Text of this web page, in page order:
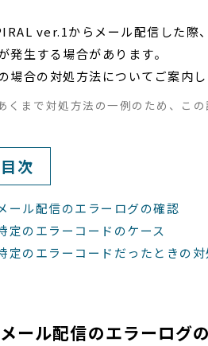
ver.1からメール配信した際
発生する場合があります。
場合の対処方法についてご案内し
くまで対処方法の一例のため、こ
目次
ール配信のエラーログの確認
定のエラーコードのケース
定のエラーコードだったときの対
メール配信のエラーログ